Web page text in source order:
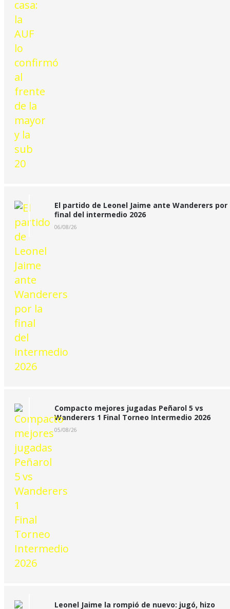
El partido de Leonel Jaime ante Wanderers por
final del intermedio 2026
06/08/26
Compacto mejores jugadas Peñarol 5 vs
Wanderers 1 Final Torneo Intermedio 2026
05/08/26
Leonel Jaime la rompió de nuevo: jugó, hizo